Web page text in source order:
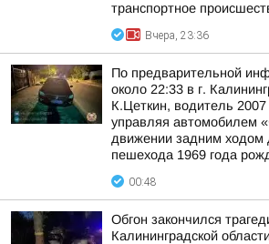
транспортное
Вчера, 23:36
По предварительной
около 22:33 в г.
К.Цеткин, водитель
управляя автомобилем
движении задним ходом
пешехода 1969 года
00:48
Обгон закончился
Калининградской